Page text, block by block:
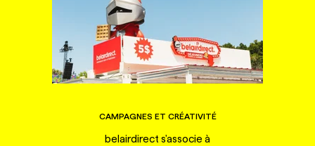
CAMPAGNES ET CRÉATIVITÉ
belairdirect s'associe à